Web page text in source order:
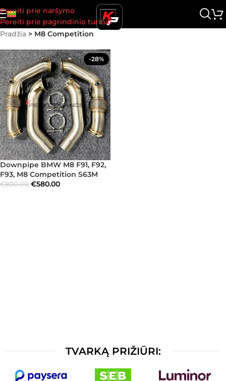
Pereiti prie naršymo
Pereiti prie pagrindinio turinio
Pradžia > M8 Competition
-28%
Downpipe BMW M8 F91, F92,
F93, M8 Competition S63M
€800.00 €580.00
TVARKĄ PRIŽIŪRI: